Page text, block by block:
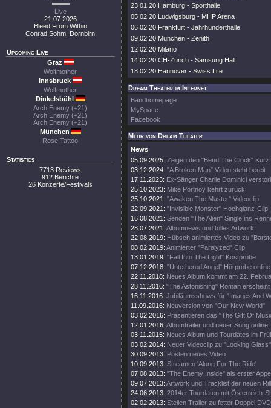
Live
21.07.2026
Bleed From Within
Conrad Sohm, Dornbirn
Upcoming Live
Graz
Wolfmother
Innsbruck
Wolfmother
Dinkelsbühl
Arch Enemy (+21)
Arch Enemy (+21)
Arch Enemy (+21)
München
Rose Tattoo
Statistics
7713 Reviews
912 Berichte
26 Konzerte/Festivals
23.01.20 Hamburg - Sporthalle
05.02.20 Ludwigsburg - MHP Arena
06.02.20 Frankfurt - Jahrhunderthalle
09.02.20 München - Zenith
12.02.20 Milano
14.02.20 CH-Zürich - Samsung Hall
18.02.20 Hannover - Swiss Life
Dream Theater im Internet
Bandhomepage
MySpace
Facebook
Mehr von Dream Theater
News
05.09.2025: Zeigen den "Bend The Clock"
03.12.2024: "A Broken Man" Video steht bereit
17.11.2023: Ex-Sänger Charlie Dominici
25.10.2023: Mike Portnoy kehrt zurück!
25.10.2021: "Awaken The Master" Videoclip
22.09.2021: "Invisible Monster" Hochglanz-Clip
16.08.2021: Senden "The Alien" Single ins
28.07.2021: Albumnews und tolles Artwork
22.08.2019: Hübsch animiertes Video zu
08.02.2019: Animierter "Paralyzed" Clip
13.01.2019: "Fall Into The Light" Kostprobe
07.12.2018: "Untethered Angel" Hörprobe online
22.11.2018: Neues Album kommt am 22.
28.11.2016: "The Astonishing" Roman erscheint
16.11.2016: Jubiläumsshows für "Images And
11.09.2016: Neuversion von "Our New World"
03.02.2016: Präsentieren das "The Gift Of
12.01.2016: Albumtrailer und neuer Song online.
03.11.2015: Neues Album und Tourdates im
03.02.2014: Neuer Videoclip zu "Looking
30.09.2013: Posten neues Video
10.09.2013: Streamen 'Along For The Ride'
07.08.2013: "The Enemy Inside" als erster
09.07.2013: Artwork und Tracklist der neuen
24.06.2013: 2014er Tourdaten mit Österreich-
02.02.2013: Stellen Trailer zu fetter Doppel